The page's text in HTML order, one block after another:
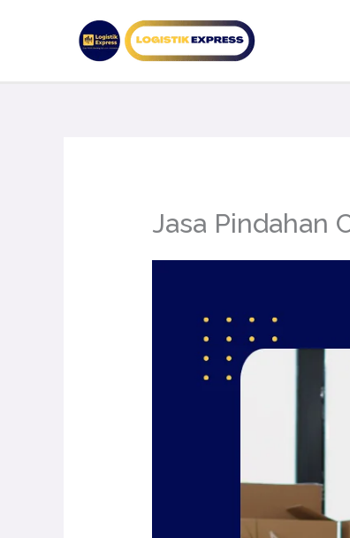
Jasa Pindahan